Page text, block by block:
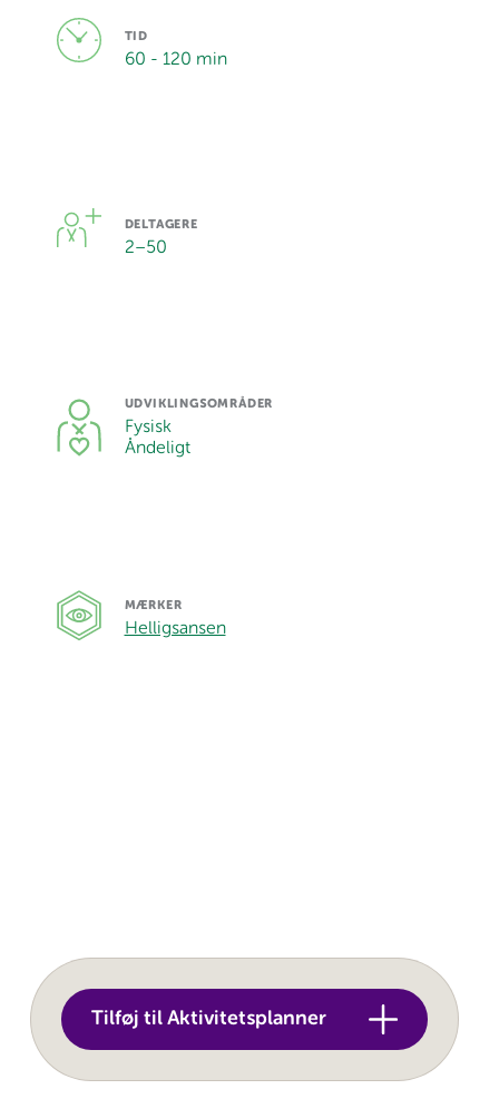
TID
60 - 120 min
DELTAGERE
2–50
UDVIKLINGSOMRÅDER
Fysisk
Åndeligt
MÆRKER
Helligsansen
Tilføj til Aktivitetsplanner